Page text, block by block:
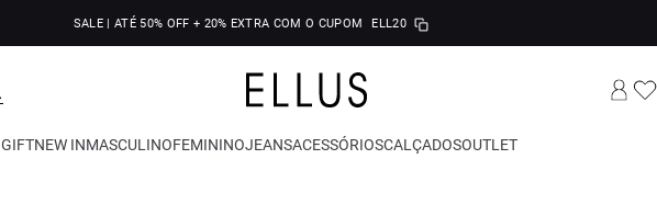
SALE | ATÉ 50% OFF + 20% EXTRA COM O CUPOM ELL20
GIFTNEW INMASCULINOFEMININOJEANSACESSÓRIOSCALÇADOSOUTLET